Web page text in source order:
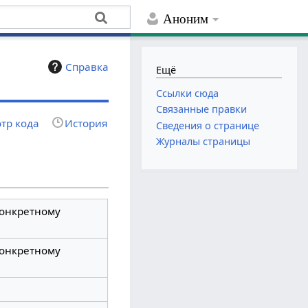
Аноним
Справка
кода История
Ещё
Ссылки сюда
Связанные правки
Сведения о странице
Журналы страницы